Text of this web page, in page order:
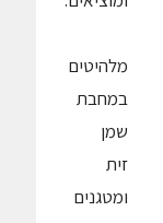
מלהיטים
במחבת
שמן
זית
ומטגנים